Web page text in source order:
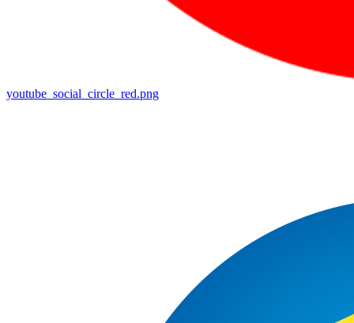
youtube_social_circle_red.png